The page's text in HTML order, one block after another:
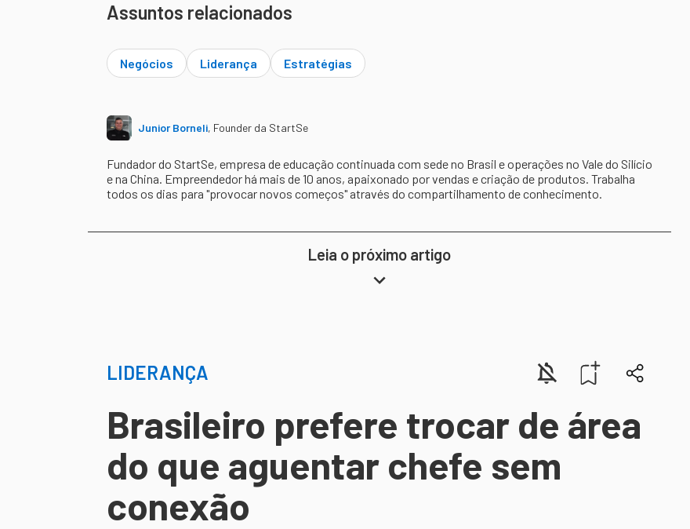
Assuntos relacionados
Negócios Liderança Estratégias
Junior Borneli, Founder da StartSe
Fundador do StartSe, empresa de educação continuada com sede no Brasil e operações no Vale do Silício
e na China. Empreendedor há mais de 10 anos, apaixonado por vendas e criação de produtos. Trabalha
todos os dias para "provocar novos começos" através do compartilhamento de conhecimento.
Leia o próximo artigo
LIDERANÇA
Brasileiro prefere trocar de área
do que aguentar chefe sem
conexão